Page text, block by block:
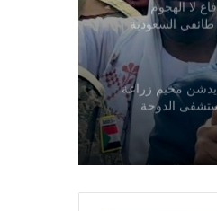
لا الهجوم
السعودية
مكة للدفاع
إقليمية*
يدشن مخيم زراعة
الدوحة
*القضارف تطلق نفرة (عطاء الإحسان_ 5)